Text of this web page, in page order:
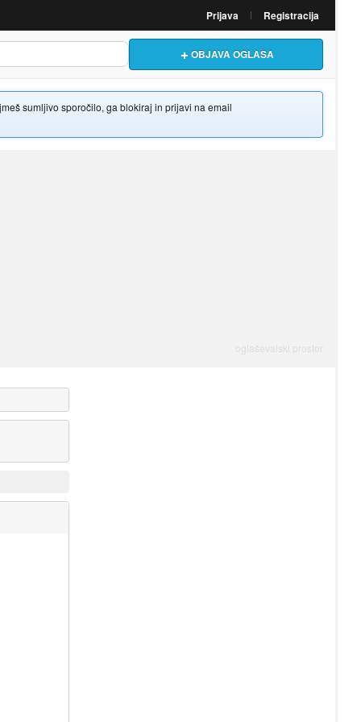
Prijava Registracija
OBJAVA OGLASA
sumljivo sporočilo, ga blokiraj in prijavi na email